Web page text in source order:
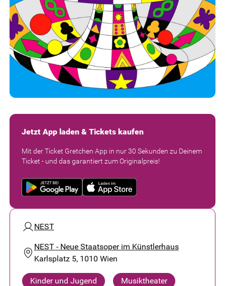
Jetzt App laden & Tickets kaufen
Mit der Ticket Gretchen App in nur 30 Sekunden zu Deinem
Ticket - und das garantiert zum Originalpreis!
NEST
NEST - Neue Staatsoper im Künstlerhaus
Karlsplatz 5, 1010 Wien
Kinder und Jugend Musiktheater